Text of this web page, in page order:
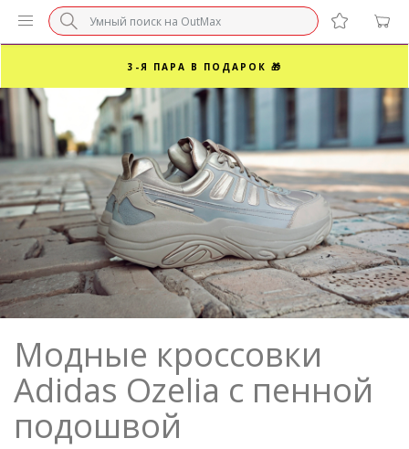
БЕЗ НАЦЕНКИ МАРКЕТПЛЕЙСОВ ⚡ ВАШ РАЗМЕР
3-Я ПАРА В ПОДАРОК 🎁
ПОСЛЕДНИЕ РАЗМЕРЫ ОТ 1500₽⚡️
СУПЕРАКЦИЯ 🔥 2-Я ПАРА -50%
Модные кроссовки
Adidas Ozelia с пенной
подошвой